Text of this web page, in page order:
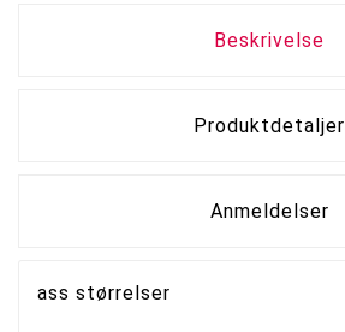
Beskrivelse
Produktdetaljer
Anmeldelser
ass størrelser